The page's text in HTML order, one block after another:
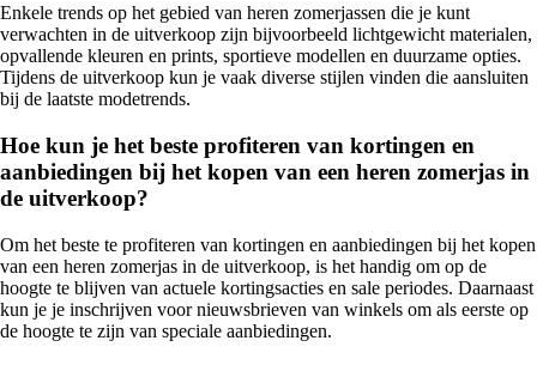
Enkele trends op het gebied van heren zomerjassen die je kunt
verwachten in de uitverkoop zijn bijvoorbeeld lichtgewicht materialen,
opvallende kleuren en prints, sportieve modellen en duurzame opties.
Tijdens de uitverkoop kun je vaak diverse stijlen vinden die aansluiten
bij de laatste modetrends.
Hoe kun je het beste profiteren van kortingen en
aanbiedingen bij het kopen van een heren zomerjas in
de uitverkoop?
Om het beste te profiteren van kortingen en aanbiedingen bij het kopen
van een heren zomerjas in de uitverkoop, is het handig om op de
hoogte te blijven van actuele kortingsacties en sale periodes. Daarnaast
kun je je inschrijven voor nieuwsbrieven van winkels om als eerste op
de hoogte te zijn van speciale aanbiedingen.